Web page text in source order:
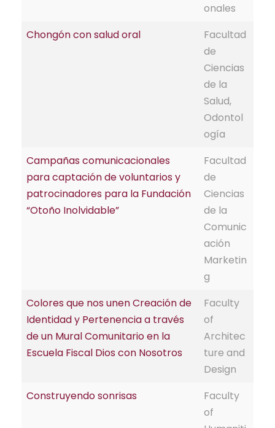
onales
Chongón con salud oral
Facultad
de
Ciencias
de la
Salud,
Odontol
ogía
Campañas comunicacionales
para captación de voluntarios y
patrocinadores para la Fundación
“Otoño Inolvidable”
Facultad
de
Ciencias
de la
Comunic
ación
Marketin
g
Colores que nos unen Creación de
Identidad y Pertenencia a través
de un Mural Comunitario en la
Escuela Fiscal Dios con Nosotros
Faculty
of
Architec
ture and
Design
Construyendo sonrisas
Faculty
of